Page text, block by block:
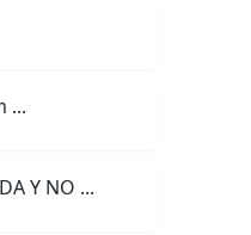
...
Y NO ...